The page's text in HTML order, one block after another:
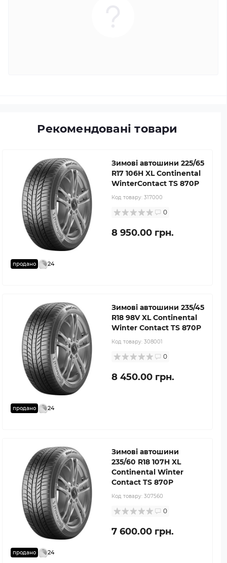
Рекомендовані товари
продано 24
Зимові автошини 225/65
R17 106H XL Continental
WinterContact TS 870P
Код товару: 317000
0
8 950.00 грн.
продано 24
Зимові автошини 235/45
R18 98V XL Continental
Winter Contact TS 870P
Код товару: 308001
0
8 450.00 грн.
продано 24
Зимові автошини
235/60 R18 107H XL
Continental Winter
Contact TS 870P
Код товару: 307560
0
7 600.00 грн.